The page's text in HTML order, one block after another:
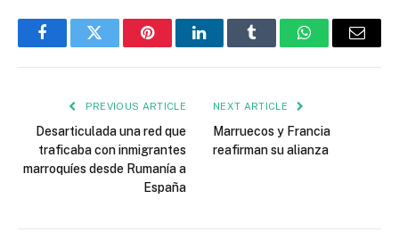
FacebookTwitter PinterestLinkedInTumblr WhatsAppEmail
PREVIOUS ARTICLE
Desarticulada una red que
traficaba con inmigrantes
marroquíes desde Rumanía a
España
NEXT ARTICLE
Marruecos y Francia
reafirman su alianza